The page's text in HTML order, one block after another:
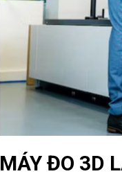
MÁY ĐO 3D